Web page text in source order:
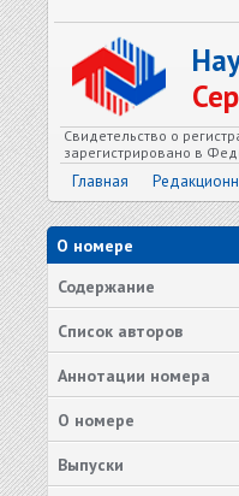
Свидетельство о
зарегистрировано в
Главная
О номере
Содержание
Список авторов
Аннотации номера
О номере
Выпуски